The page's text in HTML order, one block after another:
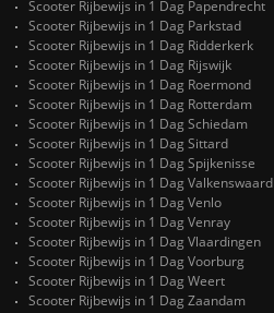
Scooter Rijbewijs in 1 Dag Papendrecht
Scooter Rijbewijs in 1 Dag Parkstad
Scooter Rijbewijs in 1 Dag Ridderkerk
Scooter Rijbewijs in 1 Dag Rijswijk
Scooter Rijbewijs in 1 Dag Roermond
Scooter Rijbewijs in 1 Dag Rotterdam
Scooter Rijbewijs in 1 Dag Schiedam
Scooter Rijbewijs in 1 Dag Sittard
Scooter Rijbewijs in 1 Dag Spijkenisse
Scooter Rijbewijs in 1 Dag Valkenswaard
Scooter Rijbewijs in 1 Dag Venlo
Scooter Rijbewijs in 1 Dag Venray
Scooter Rijbewijs in 1 Dag Vlaardingen
Scooter Rijbewijs in 1 Dag Voorburg
Scooter Rijbewijs in 1 Dag Weert
Scooter Rijbewijs in 1 Dag Zaandam